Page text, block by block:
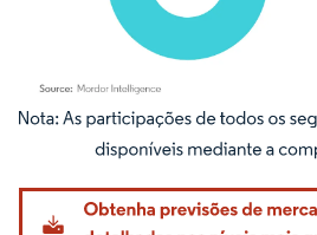
Imagem © Mordor Intelligence. O reuso requer